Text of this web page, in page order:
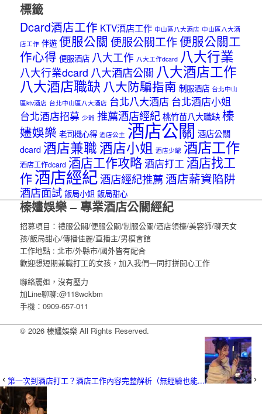
標籤
Dcard酒店工作 KTV酒店工作 中山區八大酒店 中山區八大酒
店工作 伴遊 便服公關 便服公關工作便服公關工
作心得 便服酒店 八大工作 八大工作dcard 八大行業
八大行業dcard 八大酒店公關 八大酒店工作
八大酒店職缺 八大防騙指南 制服酒店 台北中山
區ktv酒店 台北中山區八大酒店 台北八大酒店 台北酒店小姐
台北酒店招募 少爺 推薦酒店經紀 桃竹苗八大職缺 榛
嫿娛樂 老司機心得 酒店公主 酒店公關 酒店公關
dcard 酒店兼職酒店小姐 酒店少爺 酒店工作
酒店工作dcard 酒店工作攻略酒店打工 酒店找工
作酒店經紀酒店經紀推薦酒店薪資陷阱
酒店面試 飯局小姐 飯局甜心
榛嫿娛樂 – 專業酒店公關經紀
招募項目：禮服公關/便服公關/制服公關/酒店領檯/美容師/聊天女
孩/飯局甜心/傳播佳麗/直播主/男模會館
工作地點 : 北市/外縣市/國外皆有配合
歡迎想短期兼職打工的女孩，加入我們一同打拼開心工作
聯絡麗姐，沒有壓力
加Line聊聊:@118wckbm
手機：0909-657-011
© 2026 榛嫿娛樂 All Rights Reserved.
第一次到酒店打工？酒店工作內容完整解析（無經驗也能...